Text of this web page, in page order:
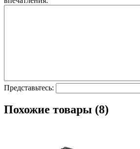
Представьтесь:
Похожие товары (8)